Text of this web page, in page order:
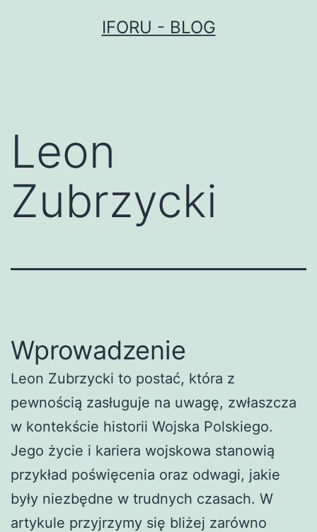
IFORU - BLOG
Leon
Zubrzycki
Wprowadzenie
Leon Zubrzycki to postać, która z
pewnością zasługuje na uwagę, zwłaszcza
w kontekście historii Wojska Polskiego.
Jego życie i kariera wojskowa stanowią
przykład poświęcenia oraz odwagi, jakie
były niezbędne w trudnych czasach. W
artykule przyjrzymy się bliżej zarówno